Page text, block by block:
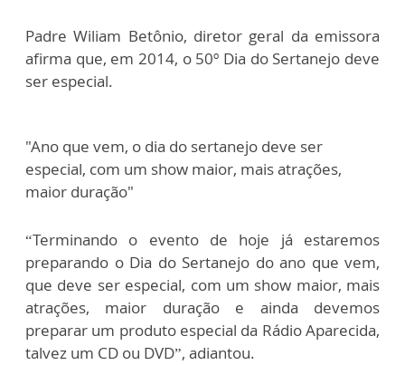
Padre Wiliam Betônio, diretor geral da emissora
afirma que, em 2014, o 50º Dia do Sertanejo deve
ser especial.
"Ano que vem, o dia do sertanejo deve ser
especial, com um show maior, mais atrações,
maior duração"
“Terminando o evento de hoje já estaremos
preparando o Dia do Sertanejo do ano que vem,
que deve ser especial, com um show maior, mais
atrações, maior duração e ainda devemos
preparar um produto especial da Rádio Aparecida,
talvez um CD ou DVD”, adiantou.